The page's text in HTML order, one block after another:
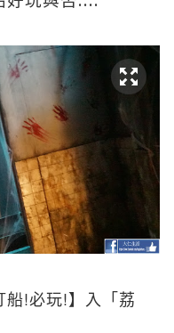
船!必玩!】入「荔